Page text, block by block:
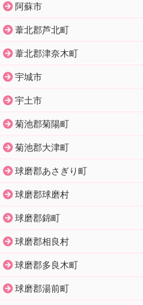
阿蘇市
葦北郡芦北町
葦北郡津奈木町
宇城市
宇土市
菊池郡菊陽町
菊池郡大津町
球磨郡あさぎり町
球磨郡球磨村
球磨郡錦町
球磨郡相良村
球磨郡多良木町
球磨郡湯前町